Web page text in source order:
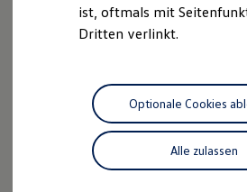
Software Updates
Service und Ersatzteile
Motorenöl und
Räder und Reifen
Pannen- und Unfallhilfe
Economy Service
Volkswagen Teile
Zubehör
Der ID.4
Kraftvoll wie ein SUV,
ist, oftmals mit
Dritten verlinkt.
Alle zulassen
Optionale Cookies